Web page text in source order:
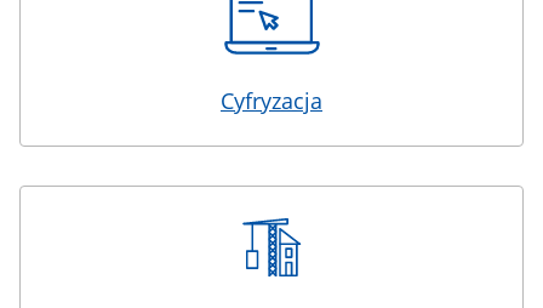
Cyfryzacja